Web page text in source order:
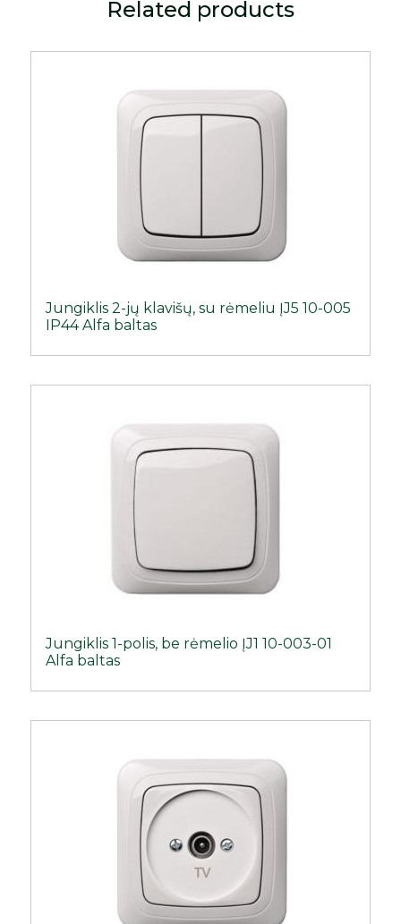
Related products
Jungiklis 2-jų klavišų, su rėmeliu ĮJ5 10-005
IP44 Alfa baltas
Jungiklis 1-polis, be rėmelio ĮJ1 10-003-01
Alfa baltas